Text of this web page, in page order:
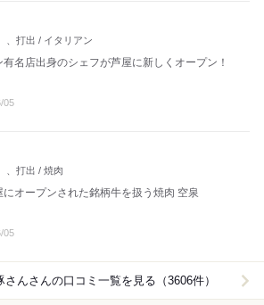
、打出 / イタリアン
有名店出身のシェフが芦屋に新しくオープン！
05
、打出 / 焼肉
にオープンされた銘柄牛を扱う焼肉 空泉
05
さんさんの口コミ一覧を見る（3606件）